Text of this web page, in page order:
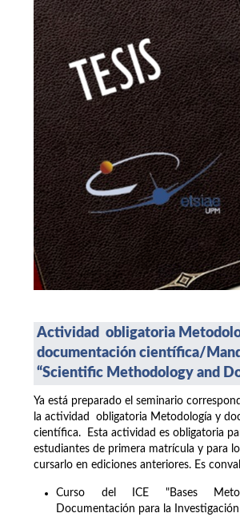
Actividad obligatoria
documentación científica/
“Scientific Methodology and
Ya está preparado el seminario
la actividad obligatoria Metodología y
científica. Esta actividad es obligatoria
estudiantes de primera matrícula y para
cursarlo en ediciones anteriores. Es
Curso del ICE "Bases
Documentación para la